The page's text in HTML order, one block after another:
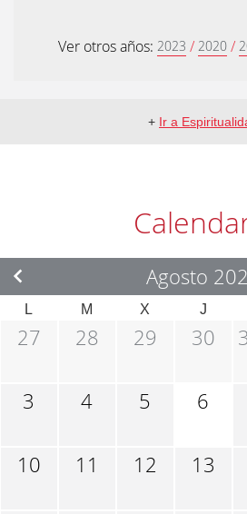
Ver otros años: 2023 / 2020 /
+ Ir a
Agosto
L M X J
27 28 29 30
3 4 5 6
10 11 12 13